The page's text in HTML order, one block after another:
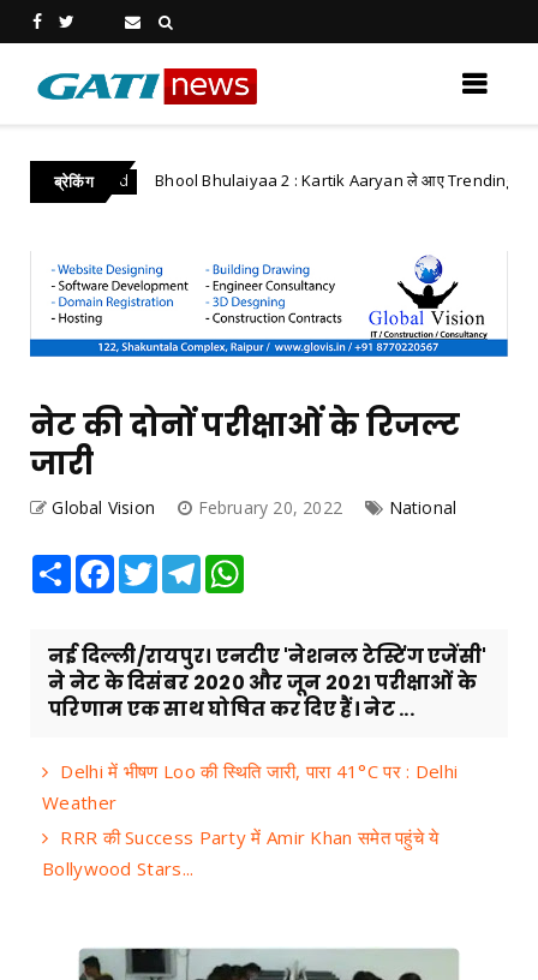
ब्रेकिंग Bhool Bhulaiyaa 2 : Kartik Aaryan ले आए Trending Dance
नेट की दोनों परीक्षाओं के रिजल्ट
जारी
Global Vision February 20, 2022 National
Share Facebook
TwitterTelegram
नई दिल्ली/रायपुर। एनटीए 'नेशनल टेस्टिंग एजेंसी'
ने नेट के दिसंबर 2020 और जून 2021 परीक्षाओं के
परिणाम एक साथ घोषित कर दिए हैं। नेट ...
Delhi में भीषण Loo की स्थिति जारी, पारा 41°C पर : Delhi
Weather
RRR की Success Party में Amir Khan समेत पहुंचे ये
Bollywood Stars...